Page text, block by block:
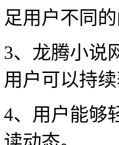
足用户不同的
3、龙腾小说
用户可以持
4、用户能够